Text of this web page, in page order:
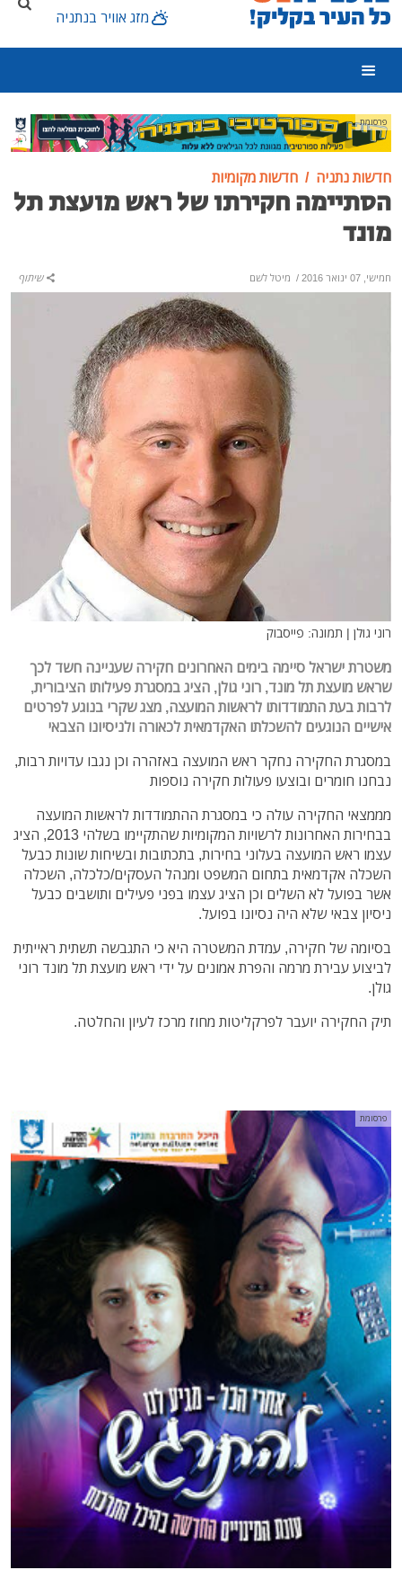
מזג אוויר בנתניה
פרסומת
חדשות נתניה חדשות מקומיות
הסתיימה חקירתו של ראש מועצת תל
מונד
חמישי, 07 ינואר 2016 / מיטל לשם שיתוף
רוני גולן | תמונה: פייסבוק
משטרת ישראל סיימה בימים האחרונים חקירה שעניינה חשד לכך
שראש מועצת תל מונד, רוני גולן, הציג במסגרת פעילותו הציבורית,
לרבות בעת התמודדותו לראשות המועצה, מצג שקרי בנוגע לפרטים
אישיים הנוגעים להשכלתו האקדמאית לכאורה ולניסיונו הצבאי
במסגרת החקירה נחקר ראש המועצה באזהרה וכן נגבו עדויות רבות,
נבחנו חומרים ובוצעו פעולות חקירה נוספות
מממצאי החקירה עולה כי במסגרת ההתמודדות לראשות המועצה
בבחירות האחרונות לרשויות המקומיות שהתקיימו בשלהי 2013, הציג
עצמו ראש המועצה בעלוני בחירות, בתכתובות ובשיחות שונות כבעל
השכלה אקדמאית בתחום המשפט ומנהל העסקים/כלכלה, השכלה
אשר בפועל לא השלים וכן הציג עצמו בפני פעילים ותושבים כבעל
ניסיון צבאי שלא היה נסיונו בפועל.
בסיומה של חקירה, עמדת המשטרה היא כי התגבשה תשתית ראייתית
לביצוע עבירת מרמה והפרת אמונים על ידי ראש מועצת תל מונד רוני
גולן.
תיק החקירה יועבר לפרקליטות מחוז מרכז לעיון והחלטה.
פרסומת